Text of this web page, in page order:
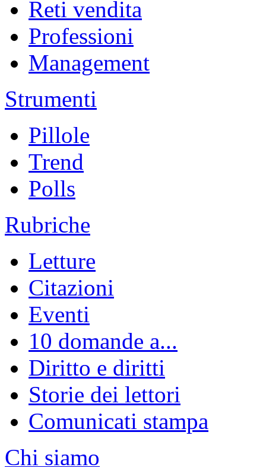
Reti vendita
Professioni
Management
Strumenti
Pillole
Trend
Polls
Rubriche
Letture
Citazioni
Eventi
10 domande a...
Diritto e diritti
Storie dei lettori
Comunicati stampa
Chi siamo